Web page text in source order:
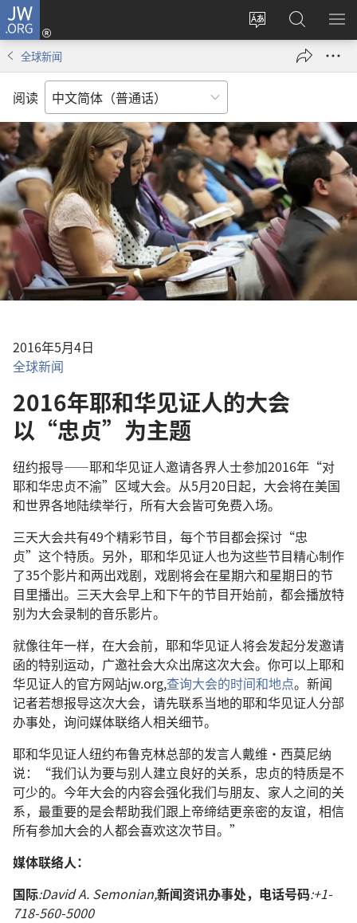
JW.ORG
更
言
登
录
（打
口）
搜
索
JW.ORG
显
全球新闻
阅读
2016年5月4日
全球新闻
2016年耶和华见证人的大会
以“忠贞”为主题
纽约报导——耶和华见证人邀请各界人士参加2016年“对
耶和华忠贞不渝”区域大会。从5月20日起，大会将在美国
和世界各地陆续举行，所有大会皆可免费入场。
三天大会共有49个精彩节目，每个节目都会探讨“忠
贞”这个特质。另外，耶和华见证人也为这些节目精心制作
了35个影片和两出戏剧，戏剧将会在星期六和星期日的节
目里播出。三天大会早上和下午的节目开始前，都会播放特
别为大会录制的音乐影片。
就像往年一样，在大会前，耶和华见证人将会发起分发邀请
函的特别运动，广邀社会大众出席这次大会。你可以上耶和
华见证人的官方网站jw.org,查询大会的时间和地点。新闻
记者若想报导这次大会，请先联系当地的耶和华见证人分部
办事处，询问媒体联络人相关细节。
耶和华见证人纽约布鲁克林总部的发言人戴维·西莫尼纳
说：“我们认为要与别人建立良好的关系，忠贞的特质是不
可少的。今年大会的内容会强化我们与朋友、家人之间的关
系，最重要的是会帮助我们跟上帝缔结更亲密的友谊，相信
所有参加大会的人都会喜欢这次节目。”
媒体联络人：
国际:David A. Semonian,新闻资讯办事处，电话号码:+1-
718-560-5000